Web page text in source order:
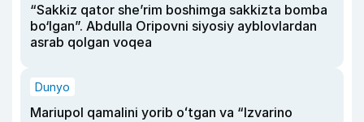
“Sakkiz qator she’rim boshimga sakkizta bomba
bo‘lgan”. Abdulla Oripovni siyosiy ayblovlardan
asrab qolgan voqea
Dunyo
Mariupol qamalini yorib oʻtgan va “Izvarino